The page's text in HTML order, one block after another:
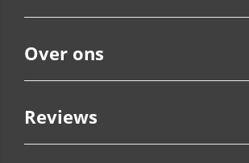
Over ons
Reviews